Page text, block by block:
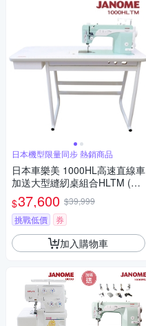
日本機型限量同步 熱銷商品
日本車樂美 1000HL高速直線車
加送大型縫紉桌組合HLTM (限
量)
$37,600 $39,999
挑戰低價
券
加入購物車